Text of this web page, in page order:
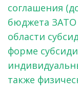
соглашения
бюджета ЗАТО
области
форме
также